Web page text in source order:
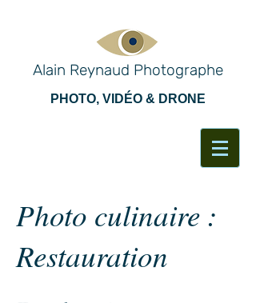
Alain Reynaud Photographe
PHOTO, VIDÉO & DRONE
Photo culinaire :
Restauration